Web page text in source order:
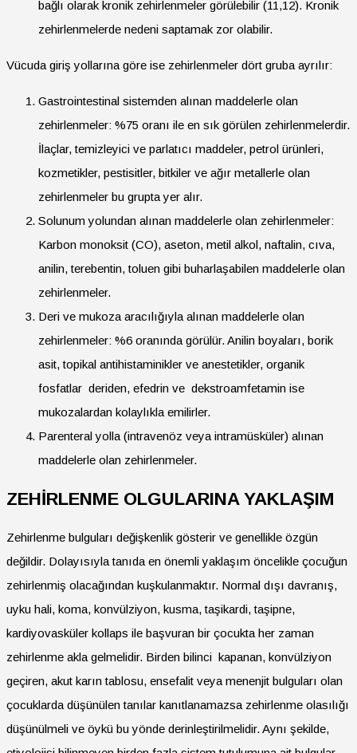
bağlı olarak kronik zehirlenmeler görülebilir (11,12). Kronik
zehirlenmelerde nedeni saptamak zor olabilir.
Vücuda giriş yollarına göre ise zehirlenmeler dört gruba ayrılır:
Gastrointestinal sistemden alınan maddelerle olan
zehirlenmeler: %75 oranı ile en sık görülen zehirlenmelerdir.
İlaçlar, temizleyici ve parlatıcı maddeler, petrol ürünleri,
kozmetikler, pestisitler, bitkiler ve ağır metallerle olan
zehirlenmeler bu grupta yer alır.
Solunum yolundan alınan maddelerle olan zehirlenmeler:
Karbon monoksit (CO), aseton, metil alkol, naftalin, cıva,
anilin, terebentin, toluen gibi buharlaşabilen maddelerle olan
zehirlenmeler.
Deri ve mukoza aracılığıyla alınan maddelerle olan
zehirlenmeler: %6 oranında görülür. Anilin boyaları, borik
asit, topikal antihistaminikler ve anestetikler, organik
fosfatlar deriden, efedrin ve dekstroamfetamin ise
mukozalardan kolaylıkla emilirler.
Parenteral yolla (intravenöz veya intramüsküler) alınan
maddelerle olan zehirlenmeler.
ZEHİRLENME OLGULARINA YAKLAŞIM
Zehirlenme bulguları değişkenlik gösterir ve genellikle özgün
değildir. Dolayısıyla tanıda en önemli yaklaşım öncelikle çocuğun
zehirlenmiş olacağından kuşkulanmaktır. Normal dışı davranış,
uyku hali, koma, konvülziyon, kusma, taşikardi, taşipne,
kardiyovasküler kollaps ile başvuran bir çocukta her zaman
zehirlenme akla gelmelidir. Birden bilinci kapanan, konvülziyon
geçiren, akut karın tablosu, ensefalit veya menenjit bulguları olan
çocuklarda düşünülen tanılar kanıtlanamazsa zehirlenme olasılığı
düşünülmeli ve öykü bu yönde derinleştirilmelidir. Aynı şekilde,